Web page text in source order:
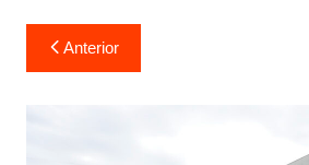
Navegação
de
Post
Anterior